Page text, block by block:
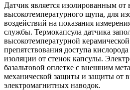
Датчик является изолированным
высокотемпературного щупа, для
воздействий на показания
службы. Термокапсула датчика
высокотемпературной
препятствования доступа
изоляции от стенок капсулы.
базальтовой оплетке с внешним
механической защиты и защиты от
электромагнитных наводок.